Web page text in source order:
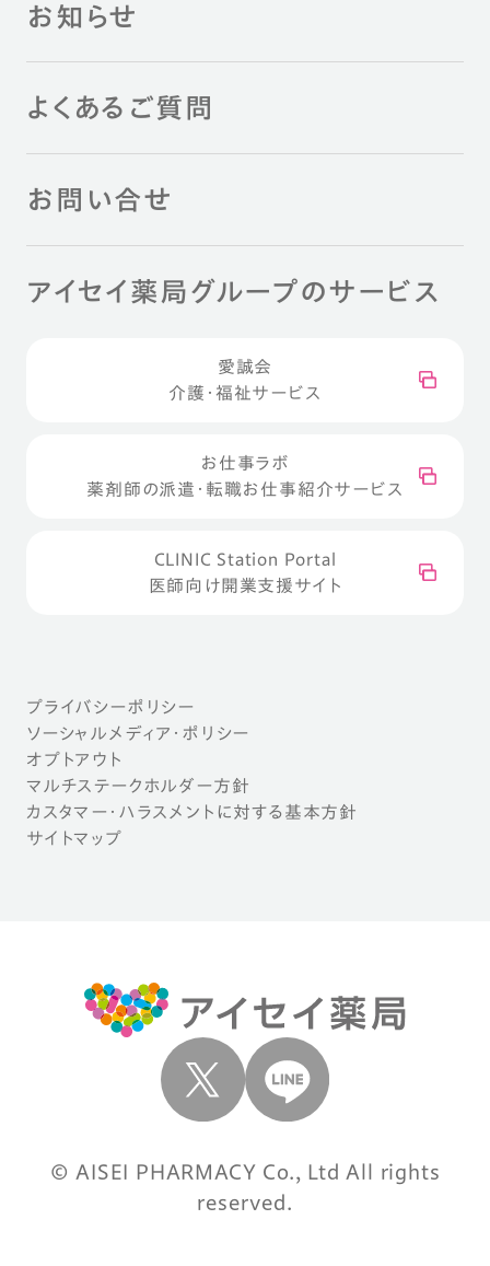
お知らせ
よくあるご質問
お問い合せ
アイセイ薬局グループのサービス
愛誠会
介護・福祉サービス
お仕事ラボ
薬剤師の派遣・転職お仕事紹介サービス
CLINIC Station Portal
医師向け開業支援サイト
プライバシーポリシー
ソーシャルメディア・ポリシー
オプトアウト
マルチステークホルダー方針
カスタマー・ハラスメントに対する基本方針
サイトマップ
© AISEI PHARMACY Co., Ltd All rights
reserved.